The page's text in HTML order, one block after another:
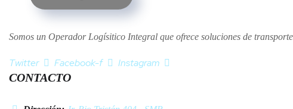
Somos un Operador Logísitico Integral que ofrece soluciones de
Twitter Facebook-f Instagram
CONTACTO